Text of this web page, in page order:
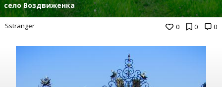
0 0 0
cело Воздвиженка
Sstranger